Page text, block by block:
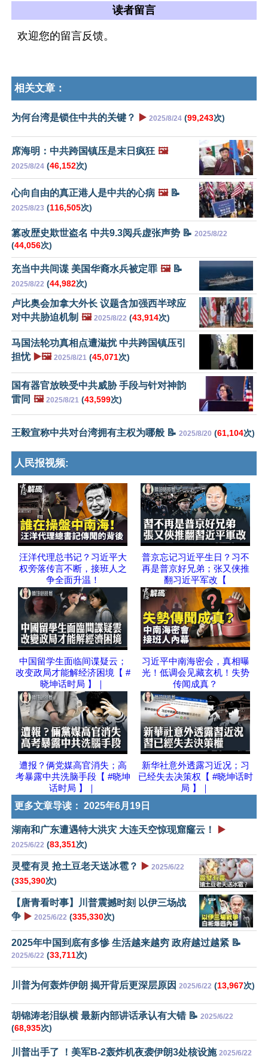
读者留言
欢迎您的留言反馈。
相关文章：
为何台湾是锁住中共的关键？ ▶️ 2025/8/24 (99,243次)
席海明：中共跨国镇压是末日疯狂 🖼️
2025/8/24 (46,152次)
心向自由的真正港人是中共的心病 🖼️📝
2025/8/23 (116,505次)
篡改歴史欺世盗名 中共9.3阅兵虚张声势 📝 2025/8/22
(44,056次)
充当中共间谍 美国华裔水兵被定罪 🖼️📝
2025/8/22 (44,982次)
卢比奥会加拿大外长 议题含加强西半球应
对中共胁迫机制 🖼️ 2025/8/22 (43,914次)
马国法轮功真相点遭滋扰 中共跨国镇压引
担忧 ▶️🖼️ 2025/8/21 (45,071次)
国有器官放映受中共威胁 手段与针对神韵
雷同 🖼️ 2025/8/21 (43,599次)
王毅宣称中共对台湾拥有主权为哪般 📝 2025/8/20 (61,104次)
人民报视频:
汪洋代理总书记？习近平大
权旁落传言不断，接班人之
争全面升温！
普京忘记习近平生日？习不
再是普京好兄弟；张又侠推
翻习近平军改【
中国留学生面临间谍疑云；
改变政局才能解经济困境【 #
晓坤话时局 】｜
习近平中南海密会，真相曝
光！低调会见藏玄机！失势
传闻成真？
遭报？俩党媒高官消失；高
考暴露中共洗脑手段【 #晓坤
话时局 】｜
新华社意外透露习近况；习
已经失去决策权【 #晓坤话时
局 】｜
更多文章导读： 2025年6月19日
湖南和广东遭遇特大洪灾 大连天空惊现窟窿云！ ▶️
2025/6/22 (83,351次)
灵璧有灵 抢土豆老天送冰雹？ ▶️ 2025/6/22
(335,390次)
【唐青看时事】川普震撼时刻 以伊三场战
争 ▶️ 2025/6/22 (335,330次)
2025年中国到底有多惨 生活越来越穷 政府越过越紧 📝
2025/6/22 (33,711次)
川普为何轰炸伊朗 揭开背后更深层原因 2025/6/22 (13,967次)
胡锦涛老泪纵横 最新内部讲话承认有大错 📝 2025/6/22
(68,935次)
川普出手了 ！美军B-2轰炸机夜袭伊朗3处核设施 2025/6/22